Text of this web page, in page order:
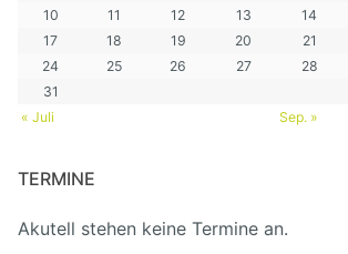
10
11 12 13 14
17
18 19 20 21
24
25 26 27 28
31
« Juli
Sep. »
TERMINE
Akutell stehen keine Termine an.